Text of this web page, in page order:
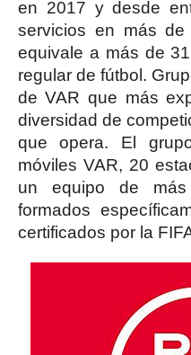
en 2017 y desde
servicios en más
equivale a más de
regular de fútbol.
de VAR que más
diversidad de
que opera. El
móviles VAR, 20
un equipo de
formados
certificados por la